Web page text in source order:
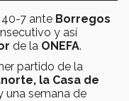
7 ante Borregos
y así
de la ONEFA.
partido de la
la Casa de
una semana de